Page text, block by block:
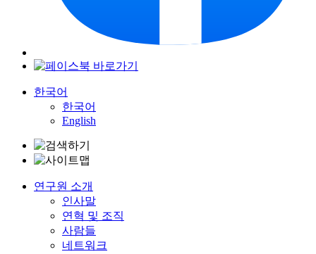
한국어
한국어
English
연구원 소개
인사말
연혁 및 조직
사람들
네트워크